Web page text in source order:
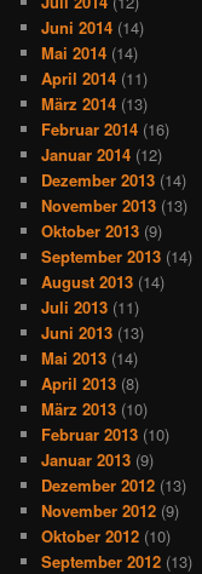
Juni 2014 (14)
Mai 2014 (14)
April 2014 (11)
März 2014 (13)
Februar 2014 (16)
Januar 2014 (12)
Dezember 2013 (14)
November 2013 (13)
Oktober 2013 (9)
September 2013 (14)
August 2013 (14)
Juli 2013 (11)
Juni 2013 (13)
Mai 2013 (14)
April 2013 (8)
März 2013 (10)
Februar 2013 (10)
Januar 2013 (9)
Dezember 2012 (13)
November 2012 (9)
Oktober 2012 (10)
September 2012 (13)